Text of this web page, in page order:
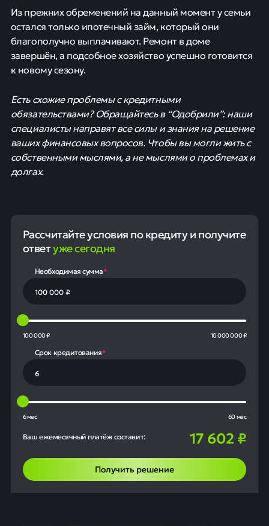
Из прежних обременений на данный момент у семьи
остался только ипотечный займ, который они
благополучно выплачивают. Ремонт в доме
завершён, а подсобное хозяйство успешно готовится
к новому сезону.
Есть схожие проблемы с кредитными
обязательствами? Обращайтесь в “Одобрили”: наши
специалисты направят все силы и знания на решение
ваших финансовых вопросов. Чтобы вы могли жить с
собственными мыслями, а не мыслями о проблемах и
долгах.
Рассчитайте условия по кредиту и получите
ответуже сегодня
Необходимая сумма*
100 000 ₽ 10 000 000 ₽
Срок кредитования*
6 мес 60 мес
Ваш ежемесячный платёж составит: 17 602₽
Получить решение